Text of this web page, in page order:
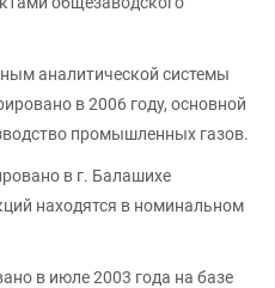
аналитической системы
в 2006 году, основной
промышленных газов.
в г. Балашихе
находятся в номинальном
в июле 2003 года на базе